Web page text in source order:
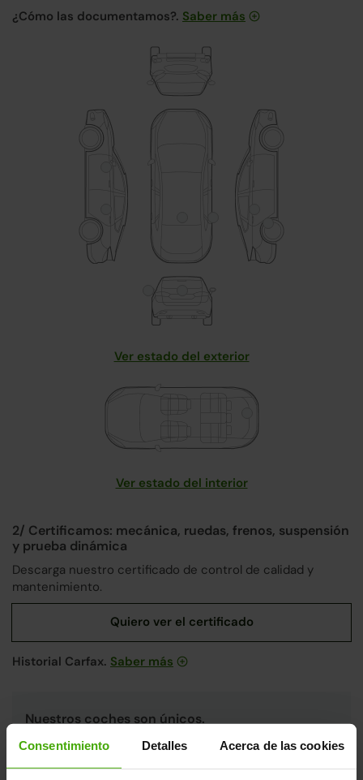
Consentimiento Detalles Acerca de las cookies
¿Cómo las documentamos?. Saber más
Ver estado del exterior
Ver estado del interior
2/ Certificamos: mecánica, ruedas, frenos, suspensión
y prueba dinámica
Descarga nuestro certificado de control de calidad y
mantenimiento.
Historial Carfax. Saber más
Nuestros coches son únicos.
Cada coche pasa por un riguroso proceso de revisión
integral en nuestrasfábricas de Madrid y Valencia
únicas en España, aplicando los más altos estándares